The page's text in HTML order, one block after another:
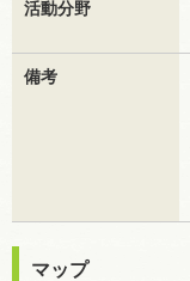
活動分野
備考
マップ